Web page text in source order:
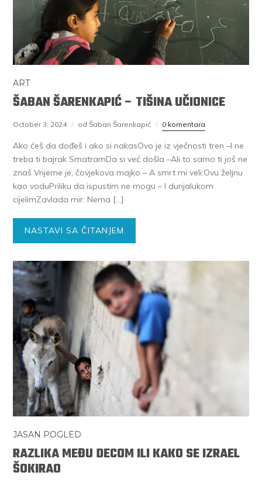
ART
ŠABAN ŠARENKAPIĆ – TIŠINA UČIONICE
October 3, 2024 od Šaban Šarenkapić 0 komentara
Ako ćeš da dođeš i ako si nakasOvo je iz vječnosti tren –I ne
treba ti bajrak SmatramDa si već došla –Ali to samo ti još ne
znaš Vrijeme je, čovjekova majko – A smrt mi veli:Ovu željnu
kao voduPriliku da ispustim ne mogu – I dunjalukom
cijelimZavlada mir: Nema […]
NASTAVI SA ČITANJEM
JASAN POGLED
RAZLIKA MEĐU DECOM ILI KAKO SE IZRAEL
ŠOKIRAO